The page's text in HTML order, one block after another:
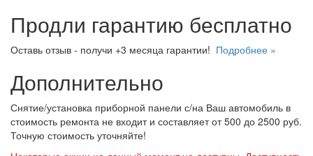
Продли гарантию бесплатно
Оставь отзыв - получи +3 месяца гарантии! Подробнее »
Дополнительно
Снятие/установка приборной панели с/на Ваш автомобиль в
стоимость ремонта не входит и составляет от 500 до 2500 руб.
Точную стоимость уточняйте!